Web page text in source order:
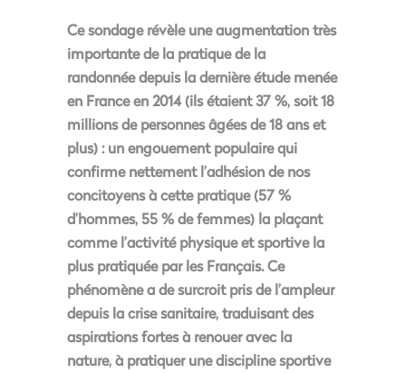
Ce sondage révèle uneaugmentation très
importante de la pratique de la
randonnéedepuis la dernière étude menée
en France en 2014 (ils étaient 37 %, soit 18
millions de personnes âgées de 18 ans et
plus) : un engouement populaire qui
confirme nettement l’adhésion de nos
concitoyens à cette pratique (57 %
d’hommes, 55 % de femmes) la plaçant
commel’activité physique et sportive la
plus pratiquée par les Français. Ce
phénomène a de surcroit pris de l’ampleur
depuis la crise sanitaire, traduisant des
aspirations fortes à renouer avec la
nature, à pratiquer une discipline sportive